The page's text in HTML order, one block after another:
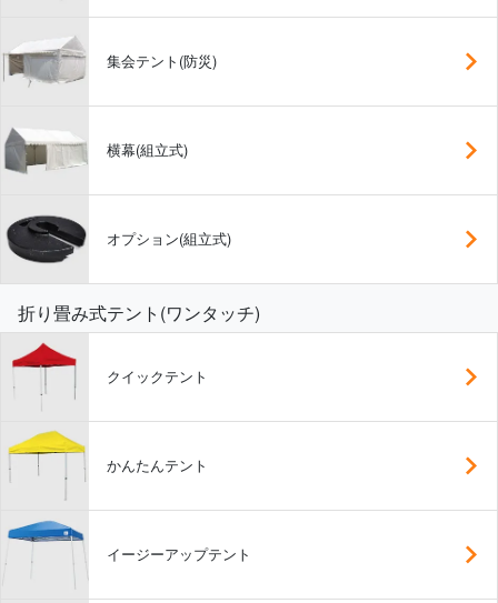
集会テント(防災)
横幕(組立式)
オプション(組立式)
折り畳み式テント(ワンタッチ)
クイックテント
かんたんテント
イージーアップテント